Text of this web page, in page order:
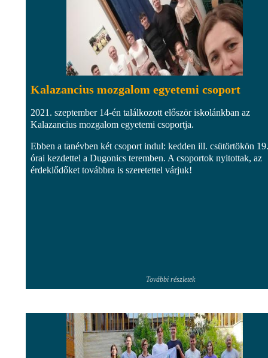
Kalazancius mozgalom egyetemi csoport
2021. szeptember 14-én találkozott először iskolánkban az
Kalazancius mozgalom egyetemi csoportja.
Ebben a tanévben két csoport indul: kedden ill. csütörtökön
órai kezdettel a Dugonics teremben. A csoportok nyitottak, az
érdeklődőket továbbra is szeretettel várjuk!
További részletek